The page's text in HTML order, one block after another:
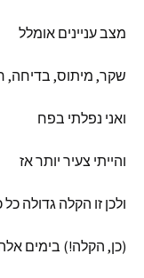
מצבעניינים אומלל
שקר, מיתוס, בדיחה,
ואני נפלתי בפח
והייתי צעיר יותראז
ולכן זו הקלה גדולה כל
(כן, הקלה!) בימים